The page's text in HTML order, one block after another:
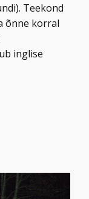
Teekond
õnne korral
inglise